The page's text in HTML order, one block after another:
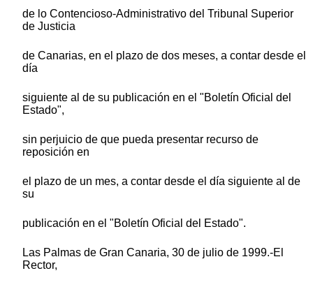
de lo Contencioso-Administrativo del Tribunal Superior
de Justicia
de Canarias, en el plazo de dos meses, a contar desde el
día
siguiente al de su publicación en el "Boletín Oficial del
Estado",
sin perjuicio de que pueda presentar recurso de
reposición en
el plazo de un mes, a contar desde el día siguiente al de
su
publicación en el "Boletín Oficial del Estado".
Las Palmas de Gran Canaria, 30 de julio de 1999.-El
Rector,